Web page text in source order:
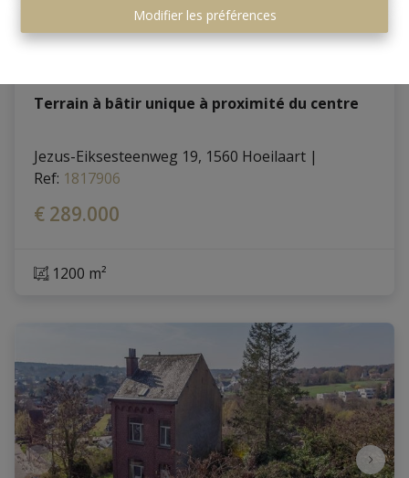
Modifier les préférences
Terrain à bâtir unique à proximité du centre
Jezus-Eiksesteenweg 19, 1560 Hoeilaart |
Ref: 1817906
€ 289.000
1200 m²